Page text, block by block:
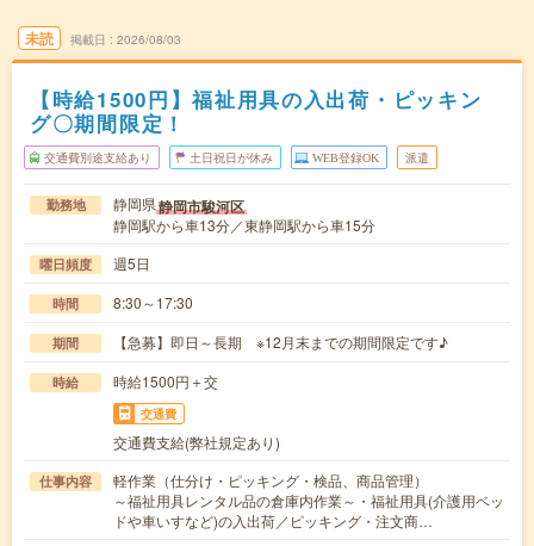
未読 掲載日 2026/08/03
【時給1500円】福祉用具の入出荷・ピッキン
グ〇期間限定！
交通費別途支給あり 土日祝日が休み WEB登録OK 派遣
勤務地 静岡県静岡市駿河区
静岡駅から車13分／東静岡駅から車15分
曜日頻度 週5日
時間 8:30～17:30
期間 【急募】即日～長期 ※12月末までの期間限定です♪
時給 時給1500円＋交
交通費
交通費支給(弊社規定あり)
仕事内容
軽作業（仕分け・ピッキング・検品、商品管理）
～福祉用具レンタル品の倉庫内作業～・福祉用具(介護用ベッ
ドや車いすなど)の入出荷／ピッキング・注文商…